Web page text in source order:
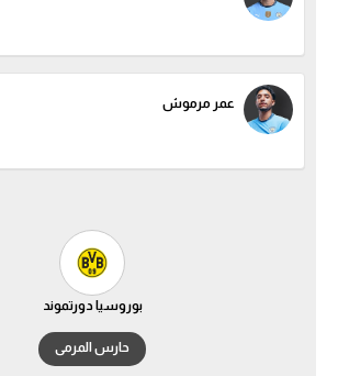
عمر مرموش
بوروسيا دورتموند
حارس المرمى